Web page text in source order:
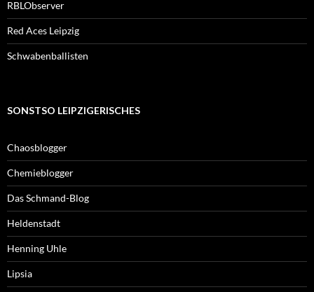
RBLObserver
Red Aces Leipzig
Schwabenballisten
SONSTSO LEIPZIGERISCHES
Chaosblogger
Chemieblogger
Das Schmand-Blog
Heldenstadt
Henning Uhle
Lipsia